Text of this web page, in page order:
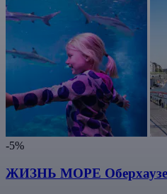
-5%
ЖИЗНЬ МОРЕ Оберхаузен